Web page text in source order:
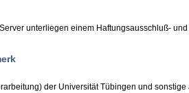
unterliegen einem Haftungsausschluß- und
der Universität Tübingen und